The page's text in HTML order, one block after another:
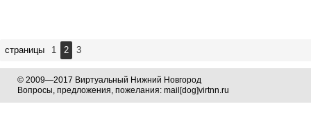
страницы 1 2 3
© 2009—2017 Виртуальный Нижний Новгород
Вопросы, предложения, пожелания: mail[dog]virtnn.ru